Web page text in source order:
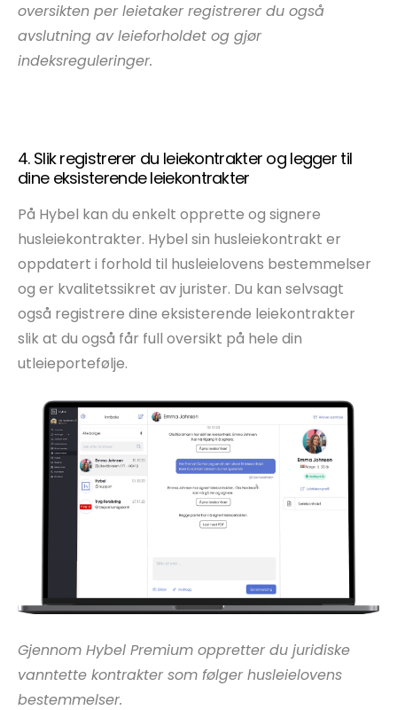
oversikten per leietaker registrerer du også
avslutning av leieforholdet og gjør
indeksreguleringer.
4. Slik registrerer du leiekontrakter og legger til
dine eksisterende leiekontrakter
På Hybel kan du enkelt opprette og signere
husleiekontrakter. Hybel sin husleiekontrakt er
oppdatert i forhold til husleielovens bestemmelser
og er kvalitetssikret av jurister. Du kan selvsagt
også registrere dine eksisterende leiekontrakter
slik at du også får full oversikt på hele din
utleieportefølje.
Gjennom Hybel Premium oppretter du juridiske
vanntette kontrakter som følger husleielovens
bestemmelser.